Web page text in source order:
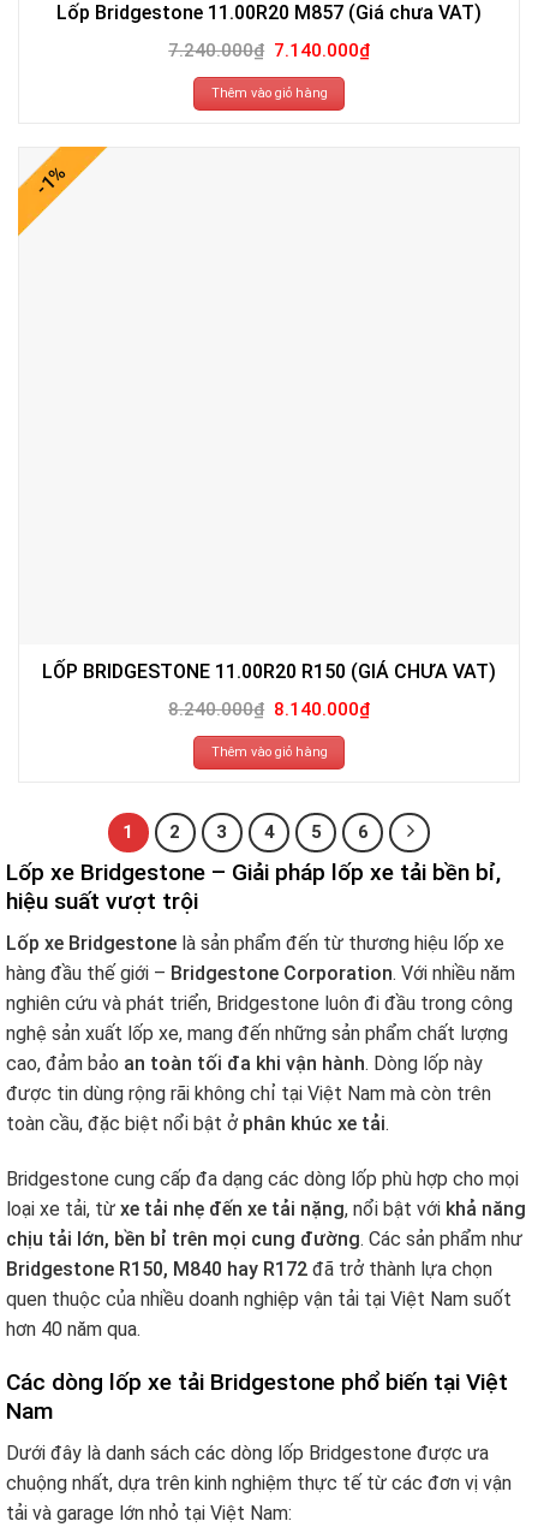
Lốp Bridgestone 11.00R20 M857 (Giá chưa VAT)
7.240.000₫ Giá
gốc
là:
7.240.000₫.
7.140.000₫Giá
hiện
Thêm vào giỏ hàng
-1%
LỐP BRIDGESTONE 11.00R20 R150 (GIÁ CHƯA VAT)
8.240.000₫ Giá
gốc
là:
8.240.000₫.
8.140.000₫Giá
hiện
Thêm vào giỏ hàng
1 2 3 4 5 6
Lốp xe Bridgestone – Giải pháp lốp xe tải bền bỉ,
hiệu suất vượt trội
Lốp xe Bridgestone là sản phẩm đến từ thương hiệu lốp xe
hàng đầu thế giới – Bridgestone Corporation. Với nhiều năm
nghiên cứu và phát triển, Bridgestone luôn đi đầu trong công
nghệ sản xuất lốp xe, mang đến những sản phẩm chất lượng
cao, đảm bảo an toàn tối đa khi vận hành. Dòng lốp này
được tin dùng rộng rãi không chỉ tại Việt Nam mà còn trên
toàn cầu, đặc biệt nổi bật ở phân khúc xe tải.
Bridgestone cung cấp đa dạng các dòng lốp phù hợp cho mọi
loại xe tải, từ xe tải nhẹ đến xe tải nặng, nổi bật với khả năng
chịu tải lớn, bền bỉ trên mọi cung đường. Các sản phẩm như
Bridgestone R150, M840 hay R172 đã trở thành lựa chọn
quen thuộc của nhiều doanh nghiệp vận tải tại Việt Nam suốt
hơn 40 năm qua.
Các dòng lốp xe tải Bridgestone phổ biến tại Việt
Nam
Dưới đây là danh sách các dòng lốp Bridgestone được ưa
chuộng nhất, dựa trên kinh nghiệm thực tế từ các đơn vị vận
tải và garage lớn nhỏ tại Việt Nam: